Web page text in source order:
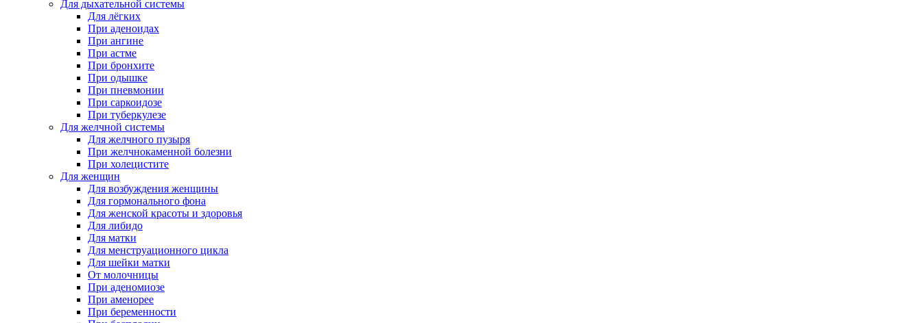
Для дыхательной системы
Для лёгких
При аденоидах
При ангине
При астме
При бронхите
При одышке
При пневмонии
При саркоидозе
При туберкулезе
Для желчной системы
Для желчного пузыря
При желчнокаменной болезни
При холецистите
Для женщин
Для возбуждения женщины
Для гормонального фона
Для женской красоты и здоровья
Для либидо
Для матки
Для менструационного цикла
Для шейки матки
От молочницы
При аденомиозе
При аменорее
При беременности